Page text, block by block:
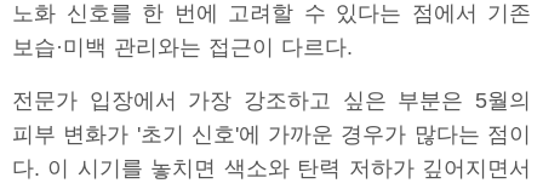
노화 신호를 한 번에 고려할 수 있다는 점에서 기존
보습·미백 관리와는 접근이 다르다.
전문가 입장에서 가장 강조하고 싶은 부분은 5월의
피부 변화가 '초기 신호'에 가까운 경우가 많다는 점이
다. 이 시기를 놓치면 색소와 탄력 저하가 깊어지면서